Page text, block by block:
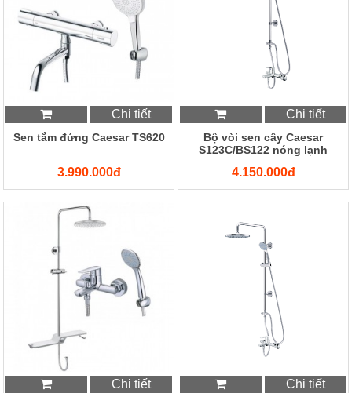
Chi tiết
Sen tắm đứng Caesar TS620
3.990.000đ
Chi tiết
Bộ vòi sen cây Caesar
S123C/BS122 nóng lạnh
4.150.000đ
Chi tiết Chi tiết